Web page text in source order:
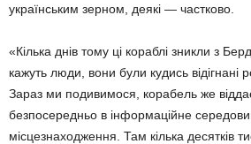
українським зерном, деякі — частково.
«Кілька днів тому ці кораблі зникли з
кажуть люди, вони були кудись відігнані
Зараз ми подивимося, корабель же
безпосередньо в інформаційне
місцезнаходження. Там кілька десятків